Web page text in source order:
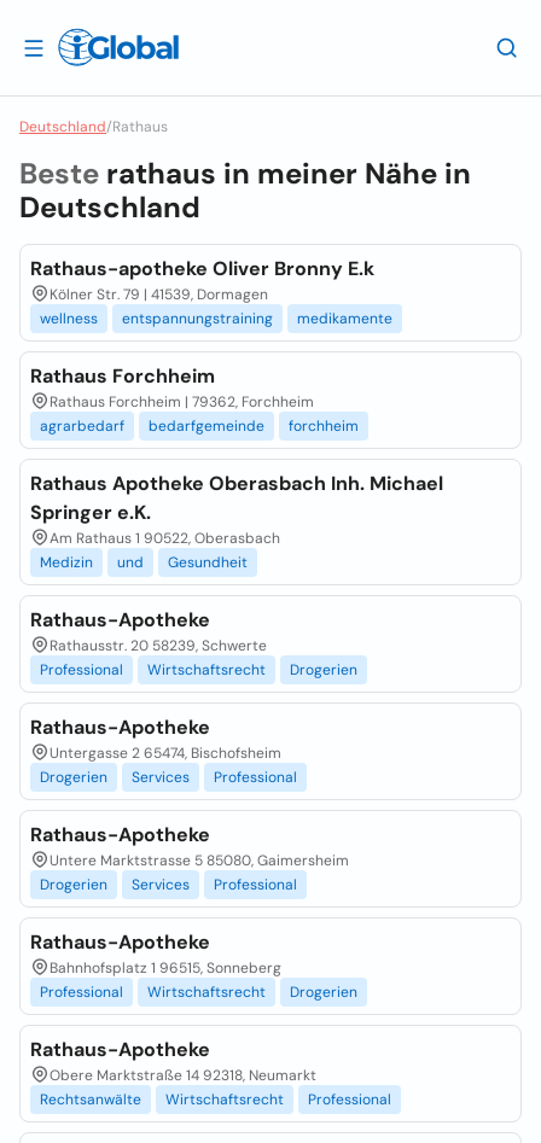
Deutschland/Rathaus
Beste rathaus in meiner Nähe in
Deutschland
Rathaus-apotheke Oliver Bronny E.k
Kölner Str. 79 | 41539, Dormagen
wellness
entspannungstraining medikamente
Rathaus Forchheim
Rathaus Forchheim | 79362, Forchheim
agrarbedarf
bedarfgemeinde forchheim
Rathaus Apotheke Oberasbach Inh. Michael
Springer e.K.
Am Rathaus 1 90522, Oberasbach
Medizin
und Gesundheit
Rathaus-Apotheke
Rathausstr. 20 58239, Schwerte
Professional
Wirtschaftsrecht Drogerien
Rathaus-Apotheke
Untergasse 2 65474, Bischofsheim
Drogerien
Services Professional
Rathaus-Apotheke
Untere Marktstrasse 5 85080, Gaimersheim
Drogerien
Services Professional
Rathaus-Apotheke
Bahnhofsplatz 1 96515, Sonneberg
Professional
Wirtschaftsrecht Drogerien
Rathaus-Apotheke
Obere Marktstraße 14 92318, Neumarkt
Rechtsanwälte
Wirtschaftsrecht Professional